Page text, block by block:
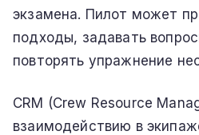
экзамена. Пилот может
подходы, задавать
повторять упражнение
CRM (Crew Resource
взаимодействию в